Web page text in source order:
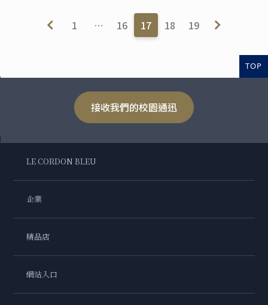
1 … 16 17 18 19
TOP
接收我們的校園通迅
LE CORDON BLEU
企業
精品店
網站入口